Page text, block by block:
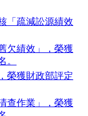
「疏減訟源績效
欠績效」，榮獲
。
榮獲財政部評定
查作業」，榮獲